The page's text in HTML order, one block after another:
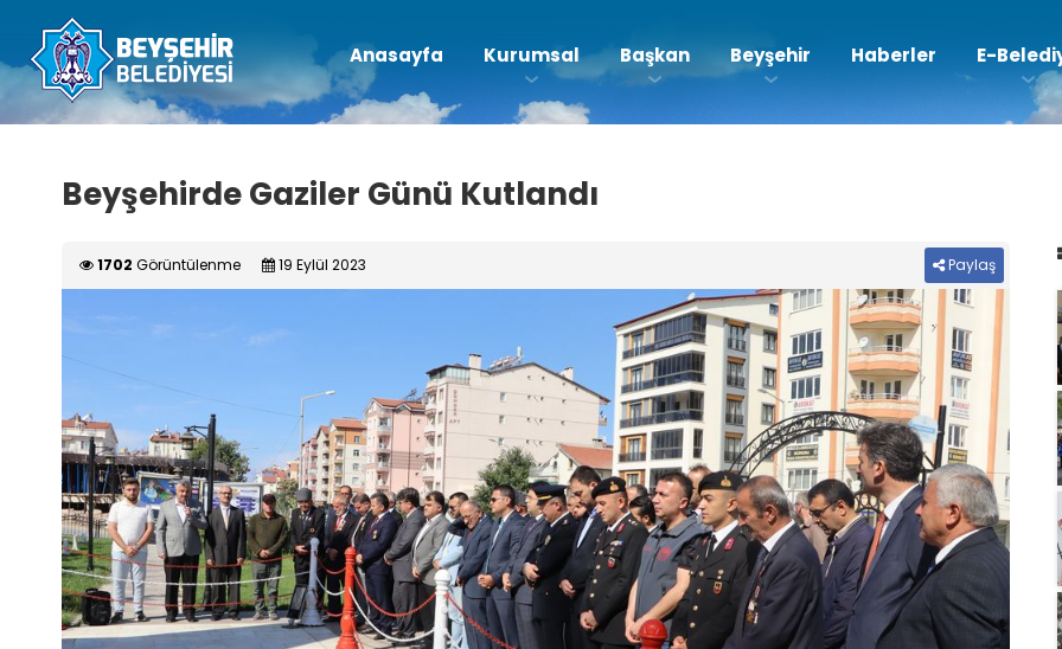
Anasayfa Kurumsal Başkan Beyşehir Haberler E-
Beyşehirde Gaziler Günü Kutlandı
1702 Görüntülenme 19 Eylül 2023 Paylaş